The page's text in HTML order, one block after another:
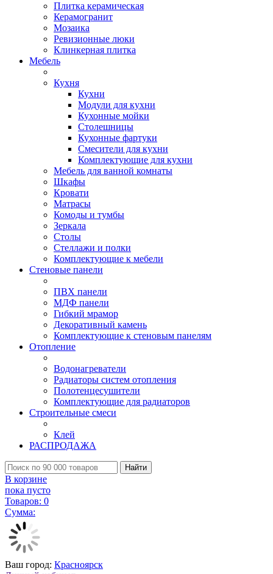
Плитка керамическая
Керамогранит
Мозаика
Ревизионные люки
Клинкерная плитка
Мебель
Кухня
Кухни
Модули для кухни
Кухонные мойки
Столешницы
Кухонные фартуки
Смесители для кухни
Комплектующие для кухни
Мебель для ванной комнаты
Шкафы
Кровати
Матрасы
Комоды и тумбы
Зеркала
Столы
Стеллажи и полки
Комплектующие к мебели
Стеновые панели
ПВХ панели
МДФ панели
Гибкий мрамор
Декоративный камень
Комплектующие к стеновым панелям
Отопление
Водонагреватели
Радиаторы систем отопления
Полотенцесушители
Комплектующие для радиаторов
Строительные смеси
Клей
РАСПРОДАЖА
Найти
В корзине
пока пусто
Товаров: 0
Сумма:
Ваш город: Красноярск